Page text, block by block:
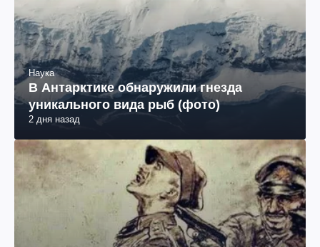
Наука
В Антарктике обнаружили гнезда
уникального вида рыб (фото)
2 дня назад